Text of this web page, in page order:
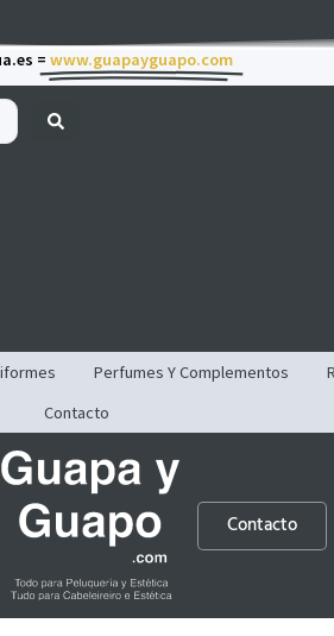
= www.guapayguapo.com
Perfumes Y Complementos
Contacto
Contacto